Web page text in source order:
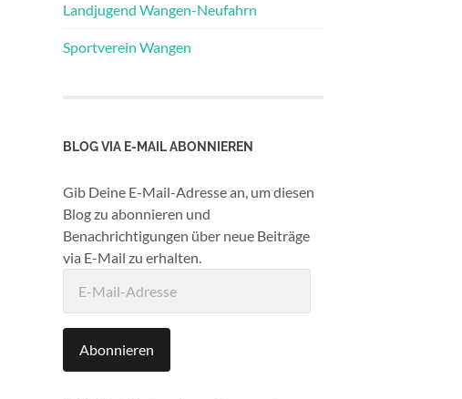
Landjugend Wangen-Neufahrn
Sportverein Wangen
BLOG VIA E-MAIL ABONNIEREN
Gib Deine E-Mail-Adresse an, um diesen
Blog zu abonnieren und
Benachrichtigungen über neue Beiträge
via E-Mail zu erhalten.
Mail-
Abonnieren